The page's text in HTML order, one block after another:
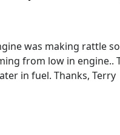
was making rattle
from low in engine..
in fuel. Thanks, Terry